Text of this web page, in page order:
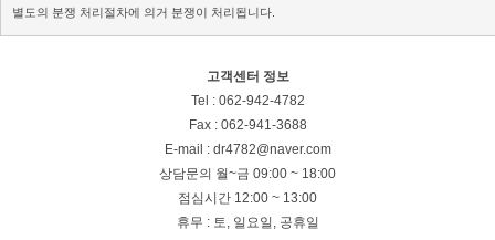
별도의 분쟁 처리절차에 의거 분쟁이 처리됩니다.
고객센터 정보
Tel : 062-942-4782
Fax : 062-941-3688
E-mail : dr4782@naver.com
상담문의 월~금 09:00 ~ 18:00
점심시간 12:00 ~ 13:00
휴무 : 토, 일요일, 공휴일